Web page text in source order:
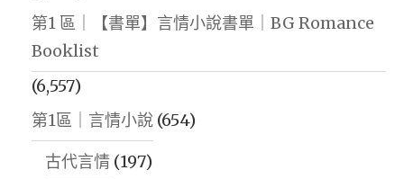
第1 區｜【書單】言情小說書單｜BG Romance
Booklist
(6,557)
第1區｜言情小說 (654)
古代言情 (197)